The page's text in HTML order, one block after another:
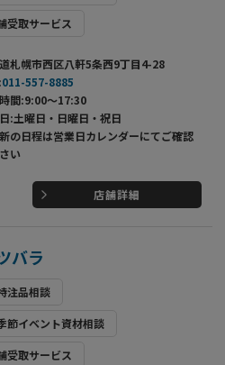
受取サービス
札幌市西区八軒5条西9丁目4-28
011-557-8885
間:9:00～17:30
:土曜日・日曜日・祝日
の日程は営業日カレンダーにてご確認
い
店舗詳細
バラ
注品相談
節イベント資材相談
受取サービス